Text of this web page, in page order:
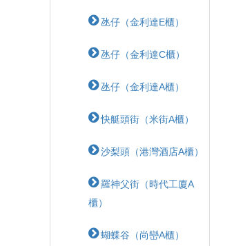
氹仔（金利達E櫃）
氹仔（金利達C櫃）
氹仔（金利達A櫃）
快艇頭街（米街A櫃）
沙梨頭（港灣酒店A櫃）
羅神父街（時代工廈A
櫃）
蝴蝶⾕（尚巒A櫃）